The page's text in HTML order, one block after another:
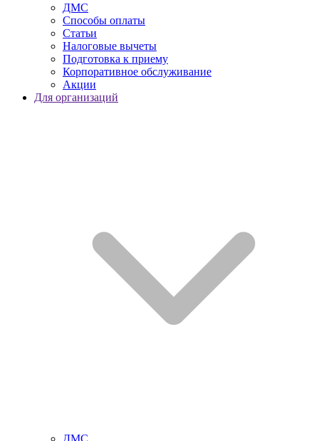
ДМС
Способы оплаты
Статьи
Налоговые вычеты
Подготовка к приему
Корпоративное обслуживание
Акции
Для организаций
ДМС